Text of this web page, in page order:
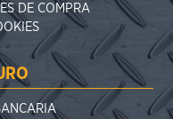
DE COMPRA